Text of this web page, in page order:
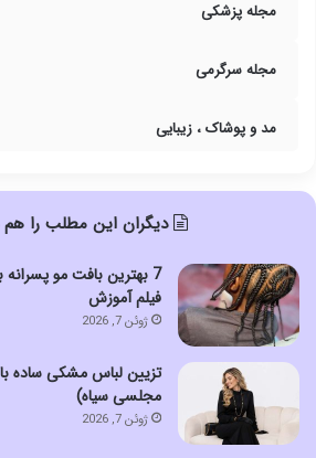
مجله پزشکی
مجله سرگرمی
مد و پوشاک ، زیبایی
دیگران این مطلب را هم
7 بهترین بافت مو
فیلم آموزش
ژوئن 7, 2026
مجلسی سیاه)
ژوئن 7, 2026